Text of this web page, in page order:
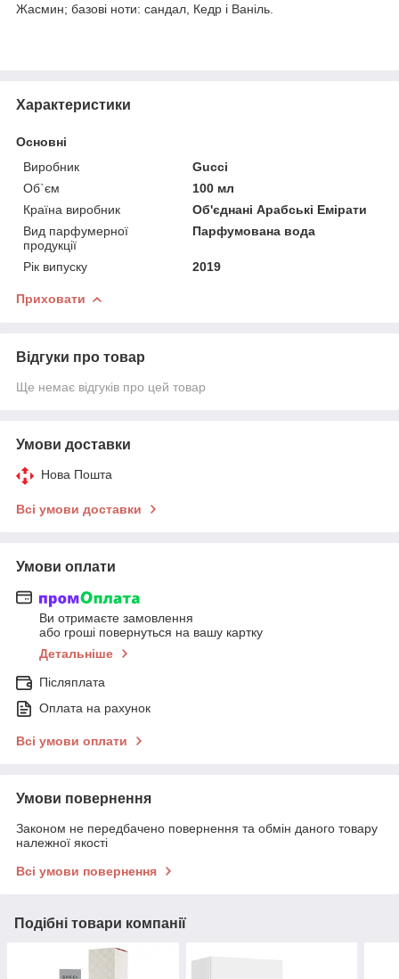
Жасмин; базові ноти: сандал, Кедр і Ваніль.
Характеристики
Основні
Виробник
Gucci
Об`єм
100 мл
Країна виробник
Об'єднані Арабські Емірати
Вид парфумерної
продукції
Парфумована вода
Рік випуску 2019
Приховати
Відгуки про товар
Ще немає відгуків про цей товар
Умови доставки
Нова Пошта
Всі умови доставки
Умови оплати
Ви отримаєте замовлення
або гроші повернуться на вашу картку
Детальніше
Післяплата
Оплата на рахунок
Всі умови оплати
Умови повернення
Законом не передбачено повернення та обмін даного товару
належної якості
Всі умови повернення
Подібні товари компанії